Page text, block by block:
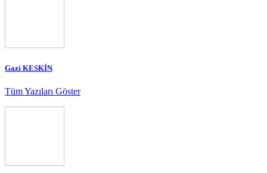
Gazi KESKİN
Tüm Yazıları Göster